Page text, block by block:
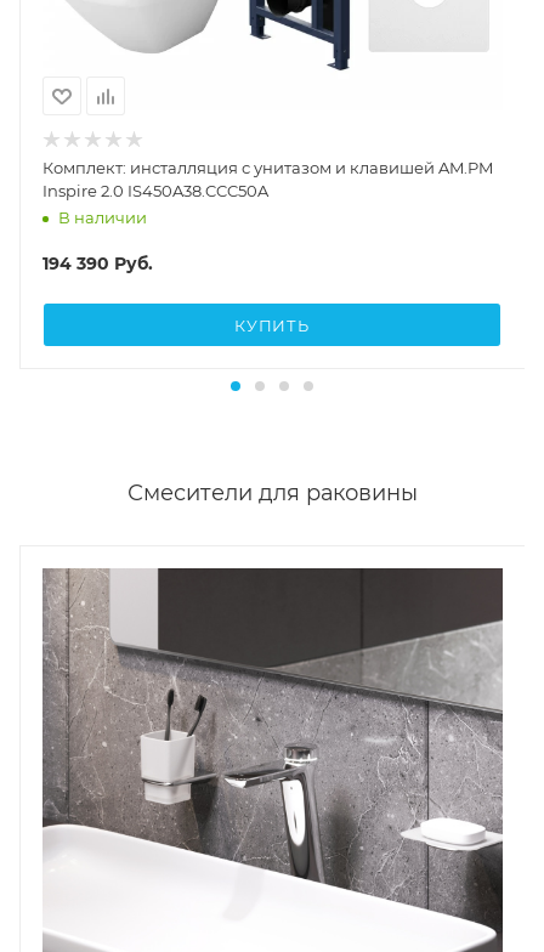
Комплект: инсталляция с унитазом и клавишей AM.PM
Inspire 2.0 IS450A38.CCC50A
В наличии
194 390 Руб.
КУПИТЬ
Смесители для раковины